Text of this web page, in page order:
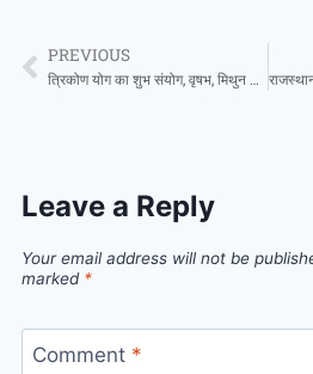
PREVIOUS
त्रिकोण योग का शुभ संयोग, वृषभ, मिथुन और सिंह समेत कई राशियो को लाभ, जानें अपना आज का भविष्यफल
Leave a Reply
Your email address will not be
marked *
Comment *